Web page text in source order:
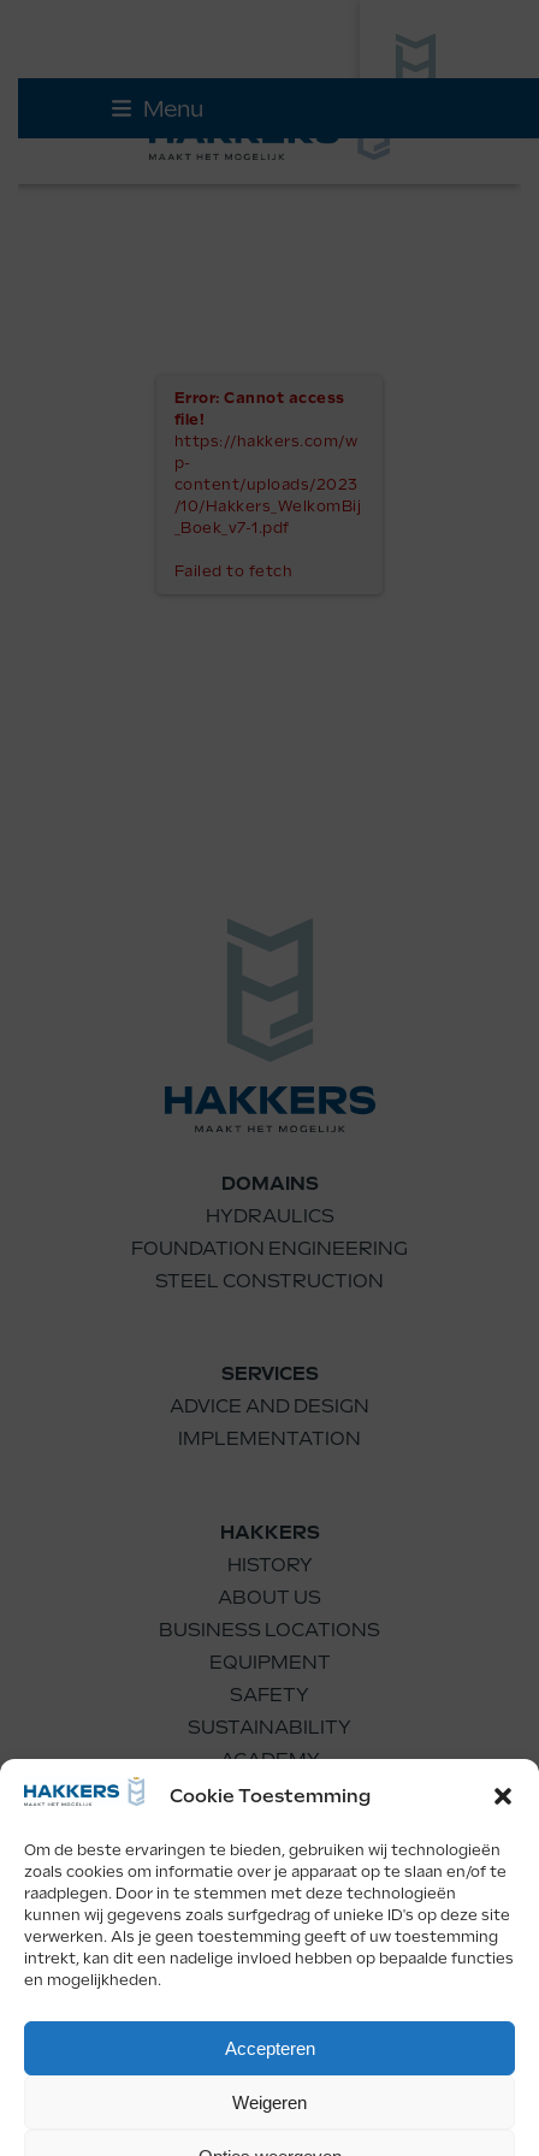
Cookie Toestemming
Om de beste ervaringen te bieden, gebruiken wij technologieën
zoals cookies om informatie over je apparaat op te slaan en/of te
raadplegen. Door in te stemmen met deze technologieën
kunnen wij gegevens zoals surfgedrag of unieke ID's op deze site
verwerken. Als je geen toestemming geeft of uw toestemming
intrekt, kan dit een nadelige invloed hebben op bepaalde functies
en mogelijkheden.
Accepteren
Weigeren
Menu
Error: Cannot access
file!
https://hakkers.com/w
p-
content/uploads/2023
/10/Hakkers_WelkomBij
_Boek_v7-1.pdf
Failed to fetch
DOMAINS
HYDRAULICS
FOUNDATION ENGINEERING
STEEL CONSTRUCTION
SERVICES
ADVICE AND DESIGN
IMPLEMENTATION
HAKKERS
HISTORY
ABOUT US
BUSINESS LOCATIONS
EQUIPMENT
SAFETY
SUSTAINABILITY
ACADEMY
WORKING FOR US
Facebook
LinkedIn
Instagram
This website is secured by reCAPTCHA and Google